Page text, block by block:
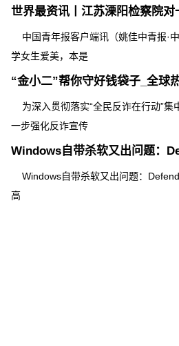
中国青年报客户端讯（姚佳中青报·
学女生爱美，本是
“金小二”帮你守好钱袋子_全球
为深入贯彻落实“全民反诈在行动”集
一步强化反诈宣传
Windows自带杀软又出问题：
高